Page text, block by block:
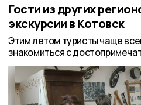
Гости из других
экскурсии в Котовск
Этим летом туристы чаще
знакомиться с